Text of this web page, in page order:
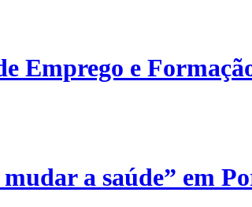
Emprego e
a saúde” em